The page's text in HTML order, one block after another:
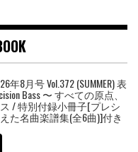
8月号 Vol.372 (SUMMER) 表
Bass 〜 すべての原点、
/ 特別付録小冊子[プレシ
た名曲楽譜集(全6曲)]付き